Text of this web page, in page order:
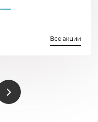
Все акции